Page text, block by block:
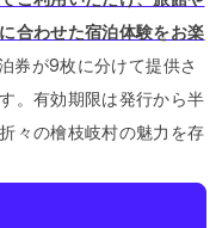
合わせた宿泊体験をお楽
券が9枚に分けて提供さ
。 有効期限は発行から半
々の檜枝岐村の魅力を存